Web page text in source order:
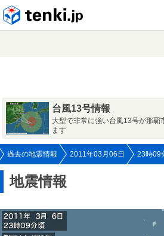
台風13号情報
大型で非常に強い台風13号が那
ます
過去の地震情報 2011年03月06日 23時09
地震情報